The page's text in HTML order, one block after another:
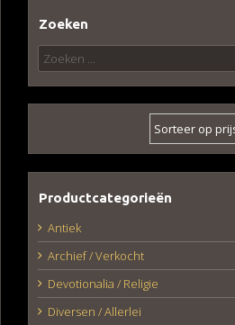
Zoeken
Zoeken
naar:
Productcategorieën
Antiek
Archief / Verkocht
Devotionalia / Religie
Diversen / Allerlei